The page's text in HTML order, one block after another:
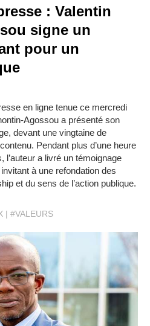
: Valentin
signe un
pour un
en ligne tenue ce mercredi
Agossou a présenté son
devant une vingtaine de
Pendant plus d’une heure
l’auteur a livré un témoignage
à une refondation des
et du sens de l’action publique.
#VALEURS